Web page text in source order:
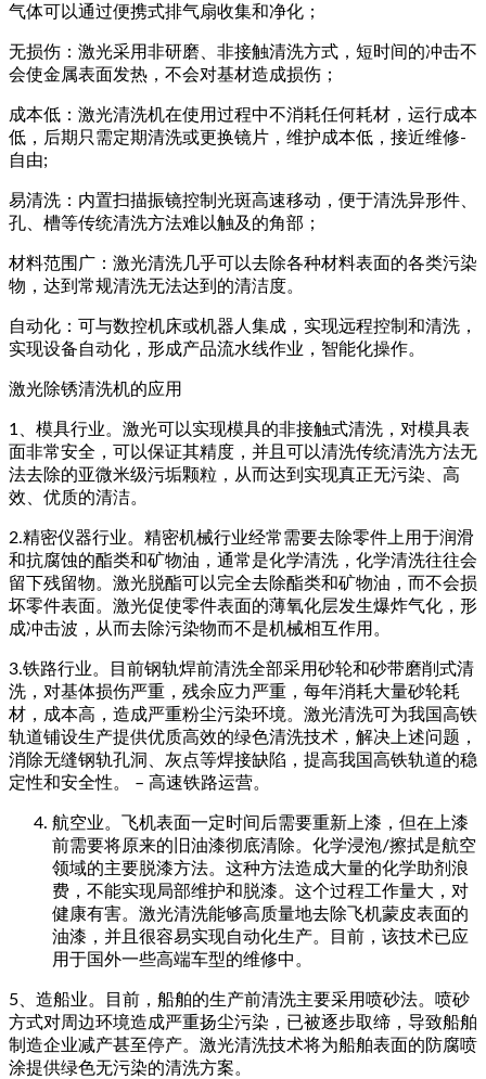
气体可以通过便携式排气扇收集和净化；
无损伤：激光采用非研磨、非接触清洗方式，短时间的冲击不
会使金属表面发热，不会对基材造成损伤；
成本低：激光清洗机在使用过程中不消耗任何耗材，运行成本
低，后期只需定期清洗或更换镜片，维护成本低，接近维修-
自由;
易清洗：内置扫描振镜控制光斑高速移动，便于清洗异形件、
孔、槽等传统清洗方法难以触及的角部；
材料范围广：激光清洗几乎可以去除各种材料表面的各类污染
物，达到常规清洗无法达到的清洁度。
自动化：可与数控机床或机器人集成，实现远程控制和清洗，
实现设备自动化，形成产品流水线作业，智能化操作。
激光除锈清洗机的应用
1、模具行业。激光可以实现模具的非接触式清洗，对模具表
面非常安全，可以保证其精度，并且可以清洗传统清洗方法无
法去除的亚微米级污垢颗粒，从而达到实现真正无污染、高
效、优质的清洁。
2.精密仪器行业。精密机械行业经常需要去除零件上用于润滑
和抗腐蚀的酯类和矿物油，通常是化学清洗，化学清洗往往会
留下残留物。激光脱酯可以完全去除酯类和矿物油，而不会损
坏零件表面。激光促使零件表面的薄氧化层发生爆炸气化，形
成冲击波，从而去除污染物而不是机械相互作用。
3.铁路行业。目前钢轨焊前清洗全部采用砂轮和砂带磨削式清
洗，对基体损伤严重，残余应力严重，每年消耗大量砂轮耗
材，成本高，造成严重粉尘污染环境。激光清洗可为我国高铁
轨道铺设生产提供优质高效的绿色清洗技术，解决上述问题，
消除无缝钢轨孔洞、灰点等焊接缺陷，提高我国高铁轨道的稳
定性和安全性。 – 高速铁路运营。
航空业。飞机表面一定时间后需要重新上漆，但在上漆
前需要将原来的旧油漆彻底清除。化学浸泡/擦拭是航空
领域的主要脱漆方法。这种方法造成大量的化学助剂浪
费，不能实现局部维护和脱漆。这个过程工作量大，对
健康有害。激光清洗能够高质量地去除飞机蒙皮表面的
油漆，并且很容易实现自动化生产。目前，该技术已应
用于国外一些高端车型的维修中。
5、造船业。目前，船舶的生产前清洗主要采用喷砂法。喷砂
方式对周边环境造成严重扬尘污染，已被逐步取缔，导致船舶
制造企业减产甚至停产。激光清洗技术将为船舶表面的防腐喷
涂提供绿色无污染的清洗方案。